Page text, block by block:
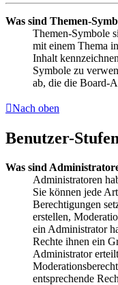
Was sind Themen-
Themen-Symbole
mit einem Thema
Inhalt
Symbole zu
ab, die die Board-
Nach oben
Benutzer-
Was sind
Administratoren
Sie können jede
Berechtigungen
erstellen,
ein Administrator
Rechte ihnen ein
Administrator
entsprechende